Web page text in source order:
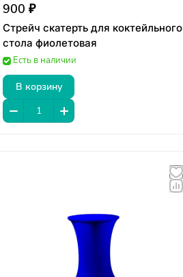
900 ₽
Стрейч скатерть для коктейльного
стола фиолетовая
Есть в наличии
В корзину